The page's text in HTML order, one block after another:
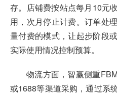
存。店铺费按站点每月10元
用，次月停止计费。订单处
量付费的模式，让起步阶段
实际使用情况控制预算。
物流方面，智赢侧重
或1688等渠道采购，通过系